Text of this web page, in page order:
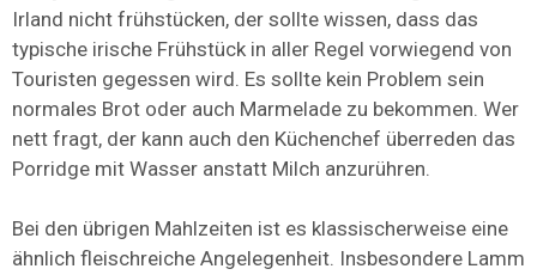
Irland nicht frühstücken, der sollte wissen, dass das
typische irische Frühstück in aller Regel vorwiegend von
Touristen gegessen wird. Es sollte kein Problem sein
normales Brot oder auch Marmelade zu bekommen. Wer
nett fragt, der kann auch den Küchenchef überreden das
Porridge mit Wasser anstatt Milch anzurühren.
Bei den übrigen Mahlzeiten ist es klassischerweise eine
ähnlich fleischreiche Angelegenheit. Insbesondere Lamm